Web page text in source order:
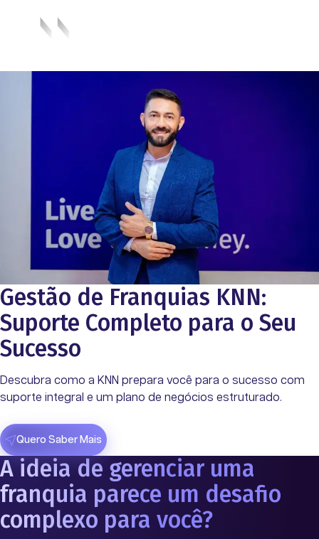
Gestão de Franquias KNN:
Suporte Completo para o Seu
Sucesso
Descubra como a KNN prepara você para o sucesso com
suporte integral e um plano de negócios estruturado.
Quero Saber Mais
A ideia de gerenciar uma
franquia parece um desafio
complexo para você?